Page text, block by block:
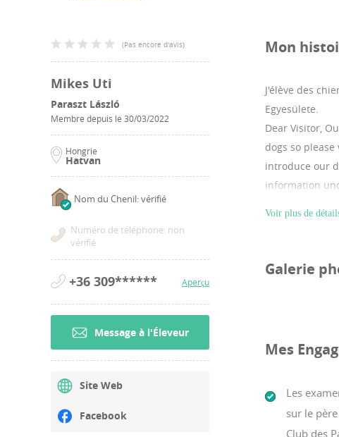
(Pas encore d'avis)
Mikes Uti
Paraszt László
Membre depuis le 30/03/2022
Hongrie
Hatvan
Nom du Chenil: vérifié
Numéro de téléphone: non
vérifié
+36 309****** Aperçu
Message à l'Éleveur
Site Web
Facebook
Mon
J'élève des
Egyesülete.
Dear Visitor,
dogs so
introduce our
information
Voir plus de
Galerie
Mes
Les
sur le
Club des